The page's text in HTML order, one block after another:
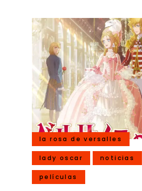
la rosa de versalles
lady oscar noticias
películas